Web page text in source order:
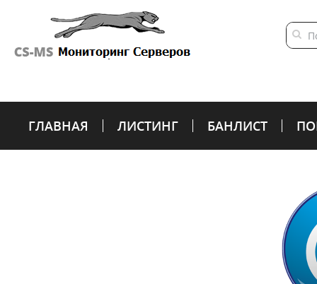
ГЛАВНАЯ ЛИСТИНГ БАНЛИСТ